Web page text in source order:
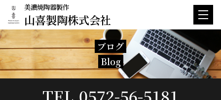
美濃焼陶器製作
山喜製陶株式会社
ブログ
Blog